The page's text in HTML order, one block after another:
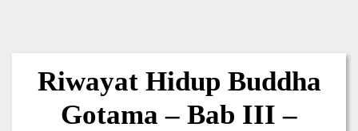
Riwayat Hidup Buddha
Gotama – Bab III –